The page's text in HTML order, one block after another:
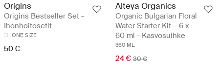
Origins
Origins Bestseller Set -
Ihonhoitosetit
ONE SIZE
50 €
Alteya Organics
Organic Bulgarian Floral
Water Starter Kit – 6 x
60 ml - Kasvosuihke
360 ML
24 € 30 €